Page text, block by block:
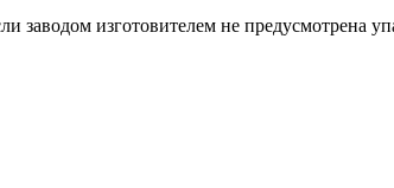
заводом изготовителем не предусмотрена